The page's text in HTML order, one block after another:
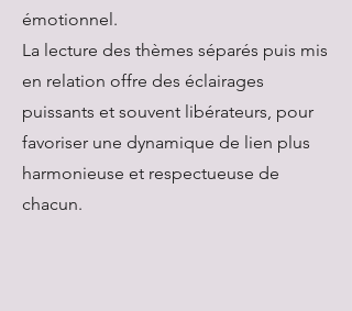
émotionnel.
La lecture des thèmes séparés puis mis
en relation offre des éclairages
puissants et souvent libérateurs, pour
favoriser une dynamique de lien plus
harmonieuse et respectueuse de
chacun.